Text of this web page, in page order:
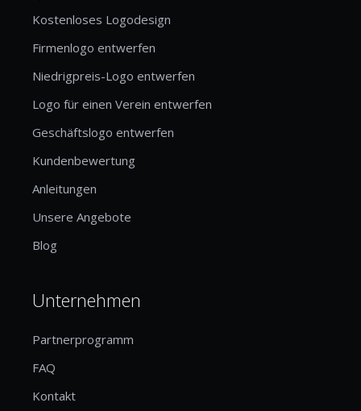
Kostenloses Logodesign
Firmenlogo entwerfen
Niedrigpreis-Logo entwerfen
Logo für einen Verein entwerfen
Geschäftslogo entwerfen
Kundenbewertung
Anleitungen
Unsere Angebote
Blog
Unternehmen
Partnerprogramm
FAQ
Kontakt